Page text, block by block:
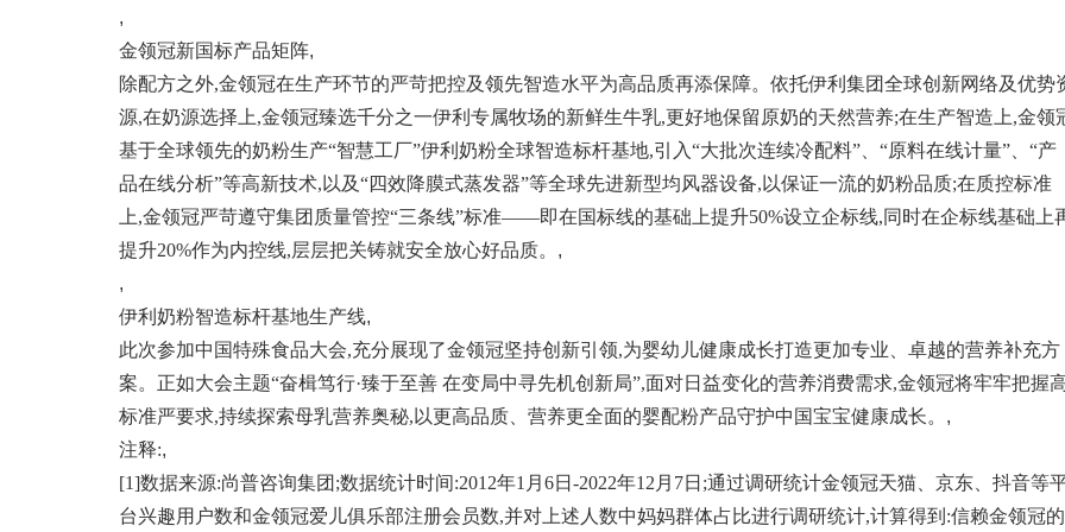
,
金领冠新国标产品矩阵,
除配方之外,金领冠在生产环节的严苛把控及领先智造水平为高品质再添保障。依托伊利集团全球创新网络及优势
源,在奶源选择上,金领冠臻选千分之一伊利专属牧场的新鲜生牛乳,更好地保留原奶的天然营养;在生产智造上,金领
基于全球领先的奶粉生产“智慧工厂”伊利奶粉全球智造标杆基地,引入“大批次连续冷配料”、“原料在线计量”、“产
品在线分析”等高新技术,以及“四效降膜式蒸发器”等全球先进新型均风器设备,以保证一流的奶粉品质;在质控标准
上,金领冠严苛遵守集团质量管控“三条线”标准——即在国标线的基础上提升50%设立企标线,同时在企标线基础上
提升20%作为内控线,层层把关铸就安全放心好品质。 ,
,
伊利奶粉智造标杆基地生产线,
此次参加中国特殊食品大会,充分展现了金领冠坚持创新引领,为婴幼儿健康成长打造更加专业、卓越的营养补充方
案。正如大会主题“奋楫笃行·臻于至善 在变局中寻先机创新局”,面对日益变化的营养消费需求,金领冠将牢牢把握
标准严要求,持续探索母乳营养奥秘,以更高品质、营养更全面的婴配粉产品守护中国宝宝健康成长。 ,
注释:,
[1]数据来源:尚普咨询集团;数据统计时间:2012年1月6日-2022年12月7日;通过调研统计金领冠天猫、京东、抖音等
台兴趣用户数和金领冠爱儿俱乐部注册会员数,并对上述人数中妈妈群体占比进行调研统计,计算得到:信赖金领冠的